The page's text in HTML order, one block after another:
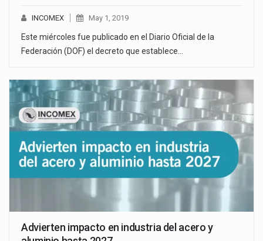
INCOMEX May 1, 2019
Este miércoles fue publicado en el Diario Oficial de la
Federación (DOF) el decreto que establece…
Advierten impacto en industria del acero y